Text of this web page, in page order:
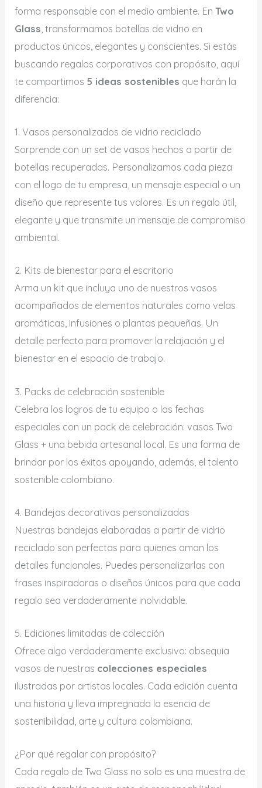
forma responsable con el medio ambiente. EnTwo
Glass , transformamos botellas de vidrio en
productos únicos, elegantes y conscientes. Si estás
buscando regalos corporativos con propósito, aquí
te compartimos 5 ideas sostenibles que harán la
diferencia:
1. Vasos personalizados de vidrio reciclado
Sorprende con un set de vasos hechos a partir de
botellas recuperadas. Personalizamos cada pieza
con el logo de tu empresa, un mensaje especial o un
diseño que represente tus valores. Es un regalo útil,
elegante y que transmite un mensaje de compromiso
ambiental.
2. Kits de bienestar para el escritorio
Arma un kit que incluya uno de nuestros vasos
acompañados de elementos naturales como velas
aromáticas, infusiones o plantas pequeñas. Un
detalle perfecto para promover la relajación y el
bienestar en el espacio de trabajo.
3. Packs de celebración sostenible
Celebra los logros de tu equipo o las fechas
especiales con un pack de celebración: vasos Two
Glass + una bebida artesanal local. Es una forma de
brindar por los éxitos apoyando, además, el talento
sostenible colombiano.
4. Bandejas decorativas personalizadas
Nuestras bandejas elaboradas a partir de vidrio
reciclado son perfectas para quienes aman los
detalles funcionales. Puedes personalizarlas con
frases inspiradoras o diseños únicos para que cada
regalo sea verdaderamente inolvidable.
5. Ediciones limitadas de colección
Ofrece algo verdaderamente exclusivo: obsequia
vasos de nuestras colecciones especiales
ilustradas por artistas locales. Cada edición cuenta
una historia y lleva impregnada la esencia de
sostenibilidad, arte y cultura colombiana.
¿Por qué regalar con propósito?
Cada regalo de Two Glass no solo es una muestra de